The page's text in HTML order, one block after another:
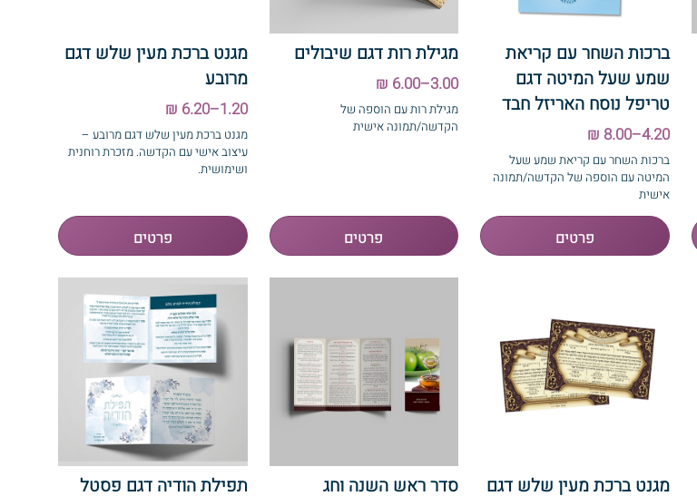
ברכות השחר עם קריאת
שמע שעל המיטה דגם
טריפל נוסח האריזל חבד
4.20–8.00 ₪
ברכות השחר עם קריאת שמע שעל
המיטה עם הוספה של הקדשה/תמונה
אישית
מגילת רות דגם שיבולים
3.00–6.00 ₪
מגילת רות עם הוספה של
הקדשה/תמונה אישית
מגנט ברכת מעין שלש דגם
מרובע
1.20–6.20 ₪
מגנט ברכת מעין שלש דגם מרובע –
עיצוב אישי עם הקדשה. מזכרת רוחנית
ושימושית.
מגנט ברכת מעין שלש דגם
סדר ראש השנה וחג
תפילת הודיה דגם פסטל